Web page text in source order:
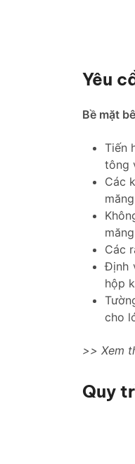
Yêu
Bề mặt
Tiến
tông
Các
Các
Định
hộp
cho
>> Xem
Quy